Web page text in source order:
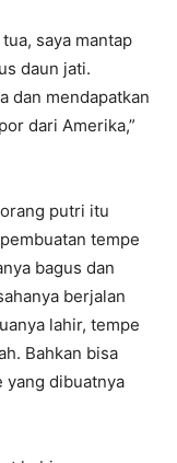
saya mantap
daun jati.
dan mendapatkan
dari Amerika,”
putri itu
tempe
bagus dan
berjalan
lahir, tempe
Bahkan bisa
yang dibuatnya